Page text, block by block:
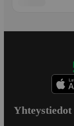
Yhteystiedot